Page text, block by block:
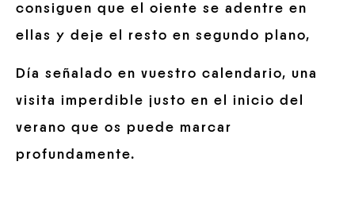
consiguen que el oiente se adentre en
ellas y deje el resto en segundo plano,
Día señalado en vuestro calendario, una
visita imperdible justo en el inicio del
verano que os puede marcar
profundamente.